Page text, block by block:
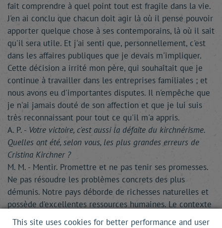
fait comprendre à quel point tout est fragile dans la vie.
J'en ai conclu que chacun doit agir là où il pense pouvoir
apporter quelque chose à ses contemporains, là où il sait
qu'il sera utile. Et j'ai senti que, personnellement, c'est
dans les affaires publiques que je devais m'impliquer.
Cette décision a irrité mon père, qui souhaitait que je
continue à travailler dans les entreprises familiales ; et
nous avons eu d'importantes disputes. Il n'empêche que
je n'ai jamais douté de son affection et que je lui suis
très reconnaissant pour tout ce qu'il m'a appris.
A. P. - Votre victoire, c'est aussi la défaite du kirchnérisme.
Quelles ont été, selon vous, les plus grandes erreurs de
Cristina Kirchner ?
M. M. - Mentir. Promettre et ne pas tenir ses promesses.
Ne pas résoudre les problèmes concrets des plus
démunis. Notre pays déborde de richesses naturelles et
possède d'excellentes ressources humaines. Le contexte
régional était favorable : l'Amérique latine vient de vivre
This site uses cookies for better performance and user